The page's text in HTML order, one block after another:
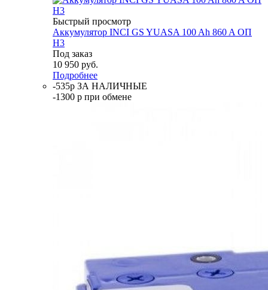
Быстрый просмотр
Аккумулятор INCI GS YUASA 100 Ah 860 A ОП
H3
Под заказ
10 950 руб.
Подробнее
-535р ЗА НАЛИЧНЫЕ
-1300 р при обмене